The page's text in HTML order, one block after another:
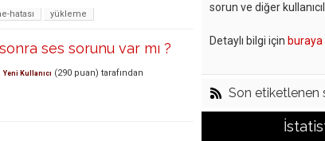
hatası yükleme
ses sorunu var mı ?
Yeni Kullanıcı (290 puan) tarafından
sorun ve diğer
Detaylı bilgi için buraya
Son etiketlenen